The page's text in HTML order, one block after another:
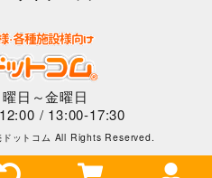
日～金曜日
/ 13:00-17:30
ットコム All Rights Reserved.